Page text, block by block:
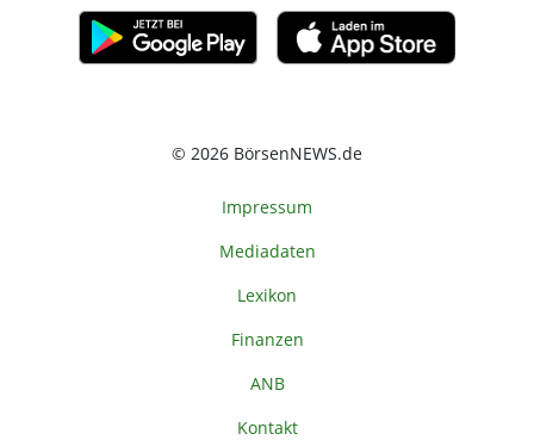
© 2026 BörsenNEWS.de
Impressum
Mediadaten
Lexikon
Finanzen
ANB
Kontakt